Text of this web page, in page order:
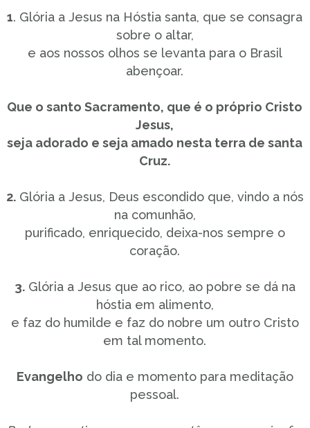
1. Glória a Jesus na Hóstia santa, que se consagra
sobre o altar,
e aos nossos olhos se levanta para o Brasil
abençoar.
Que o santo Sacramento, que é o próprio Cristo
Jesus,
seja adorado e seja amado nesta terra de santa
Cruz.
2.Glória a Jesus, Deus escondido que, vindo a nós
na comunhão,
purificado, enriquecido, deixa-nos sempre o
coração.
3.Glória a Jesus que ao rico, ao pobre se dá na
hóstia em alimento,
e faz do humilde e faz do nobre um outro Cristo
em tal momento.
Evangelho do dia e momento para meditação
pessoal.